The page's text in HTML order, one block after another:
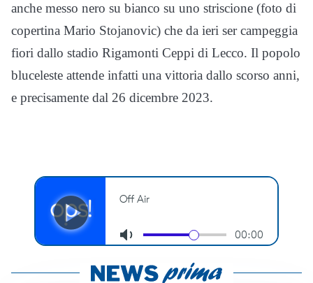
anche messo nero su bianco su uno striscione (foto di
copertina Mario Stojanovic) che da ieri ser campeggia
fiori dallo stadio Rigamonti Ceppi di Lecco. Il popolo
bluceleste attende infatti una vittoria dallo scorso anni,
e precisamente dal 26 dicembre 2023.